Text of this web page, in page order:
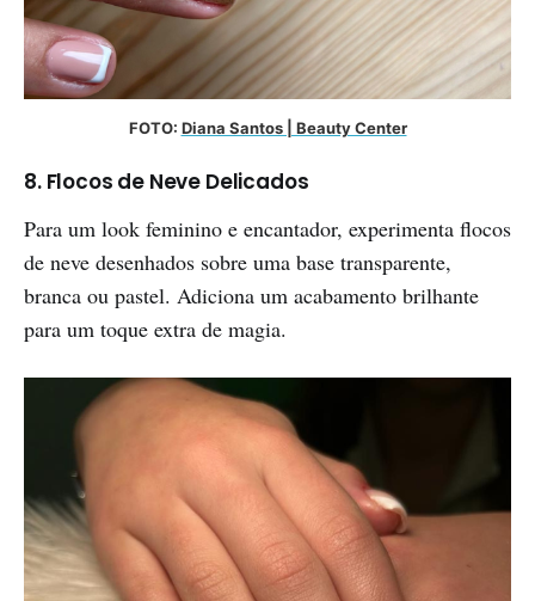
FOTO: Diana Santos | Beauty Center
8. Flocos de Neve Delicados
Para um look feminino e encantador, experimenta flocos
de neve desenhados sobre uma base transparente,
branca ou pastel. Adiciona um acabamento brilhante
para um toque extra de magia.